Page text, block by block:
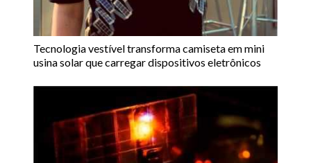
Tecnologia vestível transforma camiseta em mini
usina solar que carregar dispositivos eletrônicos